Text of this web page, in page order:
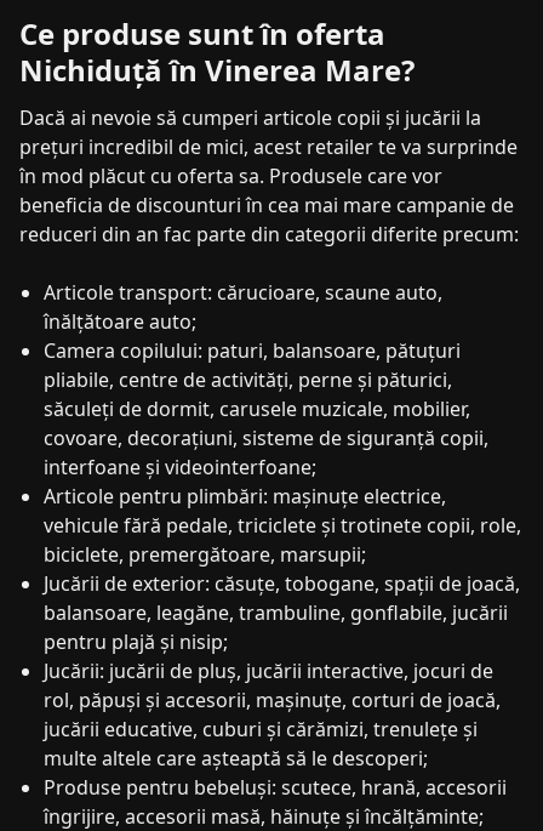
Ce produse sunt în oferta
Nichiduță în Vinerea Mare?
Dacă ai nevoie să cumperi articole copii și jucării la
prețuri incredibil de mici, acest retailer te va surprinde
în mod plăcut cu oferta sa. Produsele care vor
beneficia de discounturi în cea mai mare campanie de
reduceri din an fac parte din categorii diferite precum:
Articole transport: cărucioare, scaune auto,
înălțătoare auto;
Camera copilului: paturi, balansoare, pătuțuri
pliabile, centre de activități, perne și păturici,
săculeți de dormit, carusele muzicale, mobilier,
covoare, decorațiuni, sisteme de siguranță copii,
interfoane și videointerfoane;
Articole pentru plimbări: mașinuțe electrice,
vehicule fără pedale, triciclete și trotinete copii, role,
biciclete, premergătoare, marsupii;
Jucării de exterior: căsuțe, tobogane, spații de joacă,
balansoare, leagăne, trambuline, gonflabile, jucării
pentru plajă și nisip;
Jucării: jucării de pluș, jucării interactive, jocuri de
rol, păpuși și accesorii, mașinuțe, corturi de joacă,
jucării educative, cuburi și cărămizi, trenulețe și
multe altele care așteaptă să le descoperi;
Produse pentru bebeluși: scutece, hrană, accesorii
îngrijire, accesorii masă, hăinuțe și încălțăminte;